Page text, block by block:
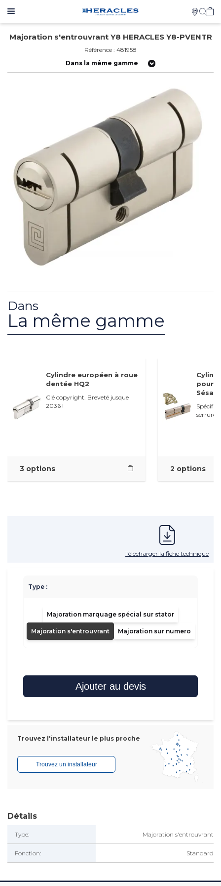
Majoration s'entrouvrant Y8 HERACLES Y8-PVENTR
Référence : 481958
Dans la même gamme
Dans
La même gamme
Cylindre européen à roue
dentée HQ2
Clé copyright. Breveté jusque
2036 !
3 options
pour
serrures
2 options
Télécharger la fiche technique
Type :
Majoration marquage spécial sur stator
Majoration s'entrouvrant Majoration sur numero
Ajouter au devis
Trouvez l'installateur le plus proche
Trouvez un installateur
Détails
Type: Majoration s'entrouvrant
Fonction: Standard